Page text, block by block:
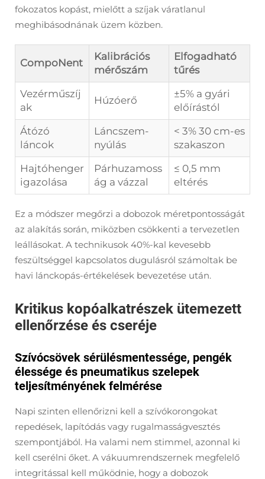
fokozatos kopást, mielőtt a szíjak váratlanul
meghibásodnának üzem közben.
CompoNent
Kalibrációs
mérőszám
Elfogadható
tűrés
Vezérműszíj
ak
Húzóerő
±5% a gyári
előírástól
Átózó
láncok
Láncszem-
nyúlás
< 3% 30 cm-es
szakaszon
Hajtóhenger
igazolása
Párhuzamoss
ág a vázzal
≤ 0,5 mm
eltérés
Ez a módszer megőrzi a dobozok méretpontosságát
az alakítás során, miközben csökkenti a tervezetlen
leállásokat. A technikusok 40%-kal kevesebb
feszültséggel kapcsolatos dugulásról számoltak be
havi lánckopás-értékelések bevezetése után.
Kritikus kopóalkatrészek ütemezett
ellenőrzése és cseréje
Szívócsövek sérülésmentessége, pengék
élessége és pneumatikus szelepek
teljesítményének felmérése
Napi szinten ellenőrizni kell a szívókorongokat
repedések, lapítódás vagy rugalmasságvesztés
szempontjából. Ha valami nem stimmel, azonnal ki
kell cserélni őket. A vákuumrendszernek megfelelő
integritással kell működnie, hogy a dobozok